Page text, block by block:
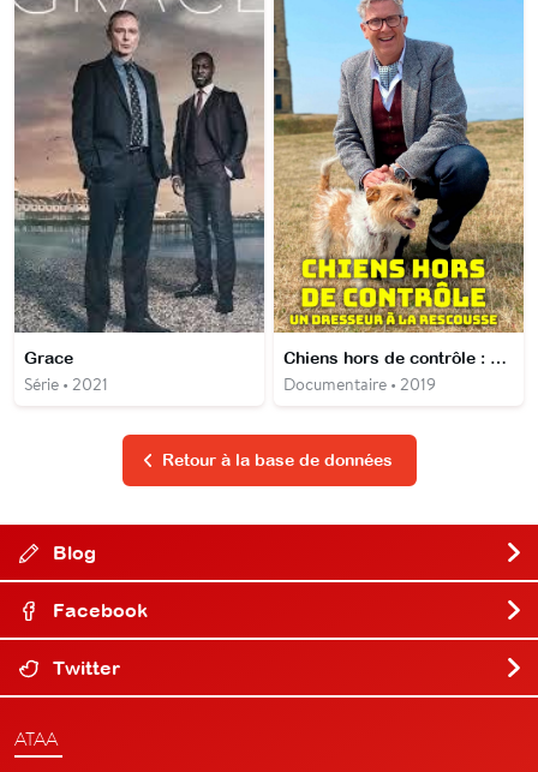
Grace
Série • 2021
Chiens hors de contrôle : Un dresseur à la rescousse
Documentaire • 2019
Retour à la base de données
Blog
Facebook
Twitter
ATAA